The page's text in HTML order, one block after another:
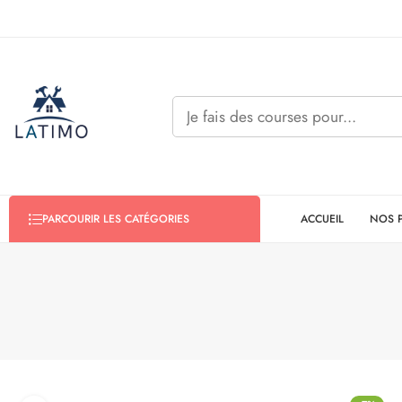
PARCOURIR LES CATÉGORIES ACCUEIL NOS